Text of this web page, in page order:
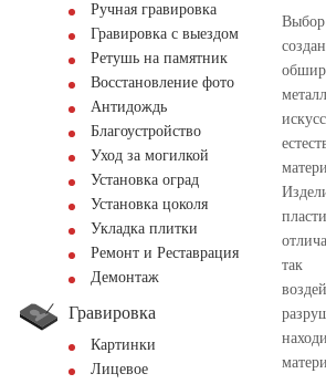
Ручная гравировка
Гравировка с выездом
Ретушь на памятник
Восстановление фото
Антидождь
Благоустройство
Уход за могилкой
Установка оград
Установка цоколя
Укладка плитки
Ремонт и Реставрация
Демонтаж
Гравировка
Картинки
Лицевое
так